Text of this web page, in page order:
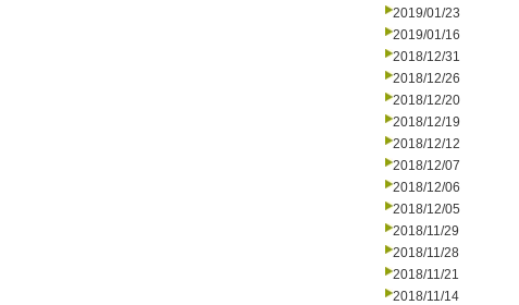
2019/01/23
2019/01/16
2018/12/31
2018/12/26
2018/12/20
2018/12/19
2018/12/12
2018/12/07
2018/12/06
2018/12/05
2018/11/29
2018/11/28
2018/11/21
2018/11/14